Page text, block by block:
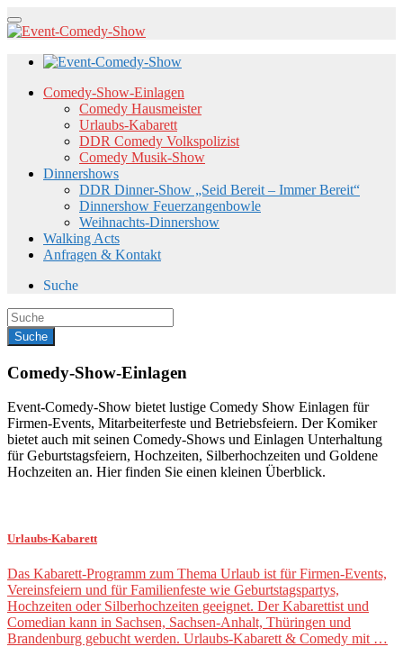
Comedy-Show-Einlagen
Comedy Hausmeister
Urlaubs-Kabarett
DDR Comedy Volkspolizist
Comedy Musik-Show
Dinnershows
DDR Dinner-Show „Seid Bereit – Immer Bereit“
Dinnershow Feuerzangenbowle
Weihnachts-Dinnershow
Walking Acts
Anfragen & Kontakt
Suche
Comedy-Show-Einlagen
Event-Comedy-Show bietet lustige Comedy Show Einlagen für
Firmen-Events, Mitarbeiterfeste und Betriebsfeiern. Der Komiker
bietet auch mit seinen Comedy-Shows und Einlagen Unterhaltung
für Geburtstagsfeiern, Hochzeiten, Silberhochzeiten und Goldene
Hochzeiten an. Hier finden Sie einen kleinen Überblick.
Urlaubs-Kabarett
Das Kabarett-Programm zum Thema Urlaub ist für Firmen-Events,
Vereinsfeiern und für Familienfeste wie Geburtstagspartys,
Hochzeiten oder Silberhochzeiten geeignet. Der Kabarettist und
Comedian kann in Sachsen, Sachsen-Anhalt, Thüringen und
Brandenburg gebucht werden. Urlaubs-Kabarett & Comedy mit …